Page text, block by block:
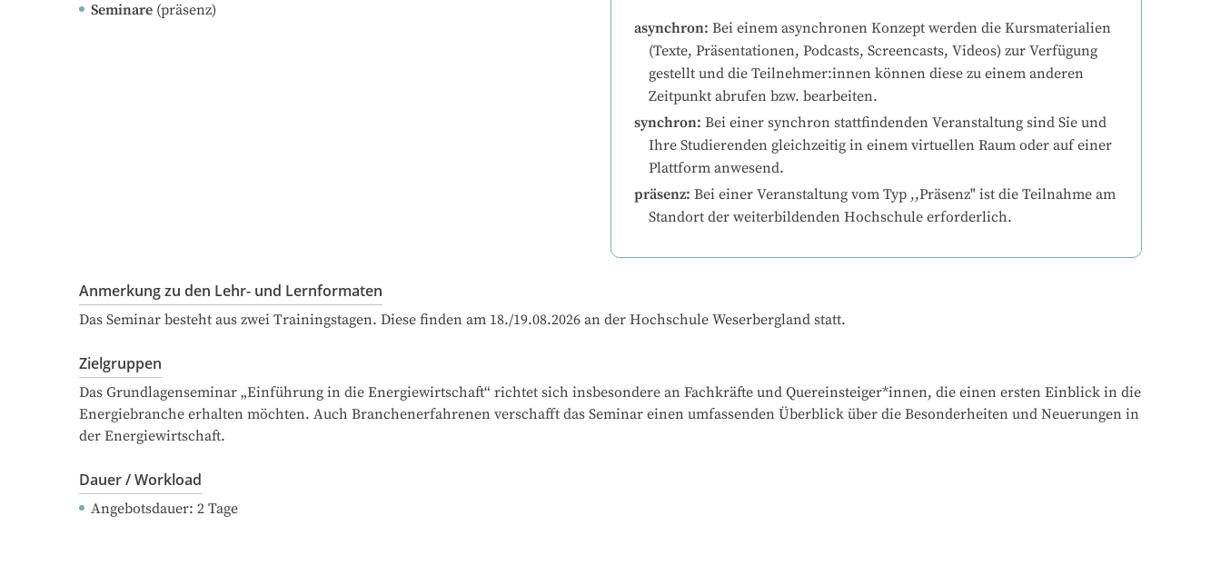
Seminare (präsenz)
asynchron: Bei einem asynchronen Konzept werden die Kursmaterialien
(Texte, Präsentationen, Podcasts, Screencasts, Videos) zur Verfügung
gestellt und die Teilnehmer:innen können diese zu einem anderen
Zeitpunkt abrufen bzw. bearbeiten.
synchron: Bei einer synchron stattfindenden Veranstaltung sind Sie und
Ihre Studierenden gleichzeitig in einem virtuellen Raum oder auf einer
Plattform anwesend.
präsenz: Bei einer Veranstaltung vom Typ ,,Präsenz" ist die Teilnahme am
Standort der weiterbildenden Hochschule erforderlich.
Anmerkung zu den Lehr- und Lernformaten
Das Seminar besteht aus zwei Trainingstagen. Diese finden am 18./19.08.2026 an der Hochschule Weserbergland statt.
Zielgruppen
Das Grundlagenseminar „Einführung in die Energiewirtschaft“ richtet sich insbesondere an Fachkräfte und Quereinsteiger*innen, die einen ersten Einblick in die
Energiebranche erhalten möchten. Auch Branchenerfahrenen verschafft das Seminar einen umfassenden Überblick über die Besonderheiten und Neuerungen in
der Energiewirtschaft.
Dauer / Workload
Angebotsdauer: 2 Tage